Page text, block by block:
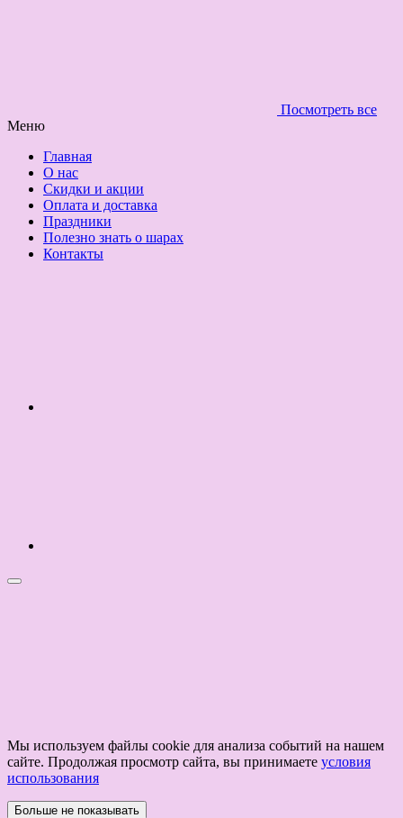
Посмотреть все
Меню
Главная
О нас
Скидки и акции
Оплата и доставка
Праздники
Полезно знать о шарах
Контакты
Мы используем файлы cookie для анализа событий на нашем
сайте. Продолжая просмотр сайта, вы принимаете условия
использования
Больше не показывать